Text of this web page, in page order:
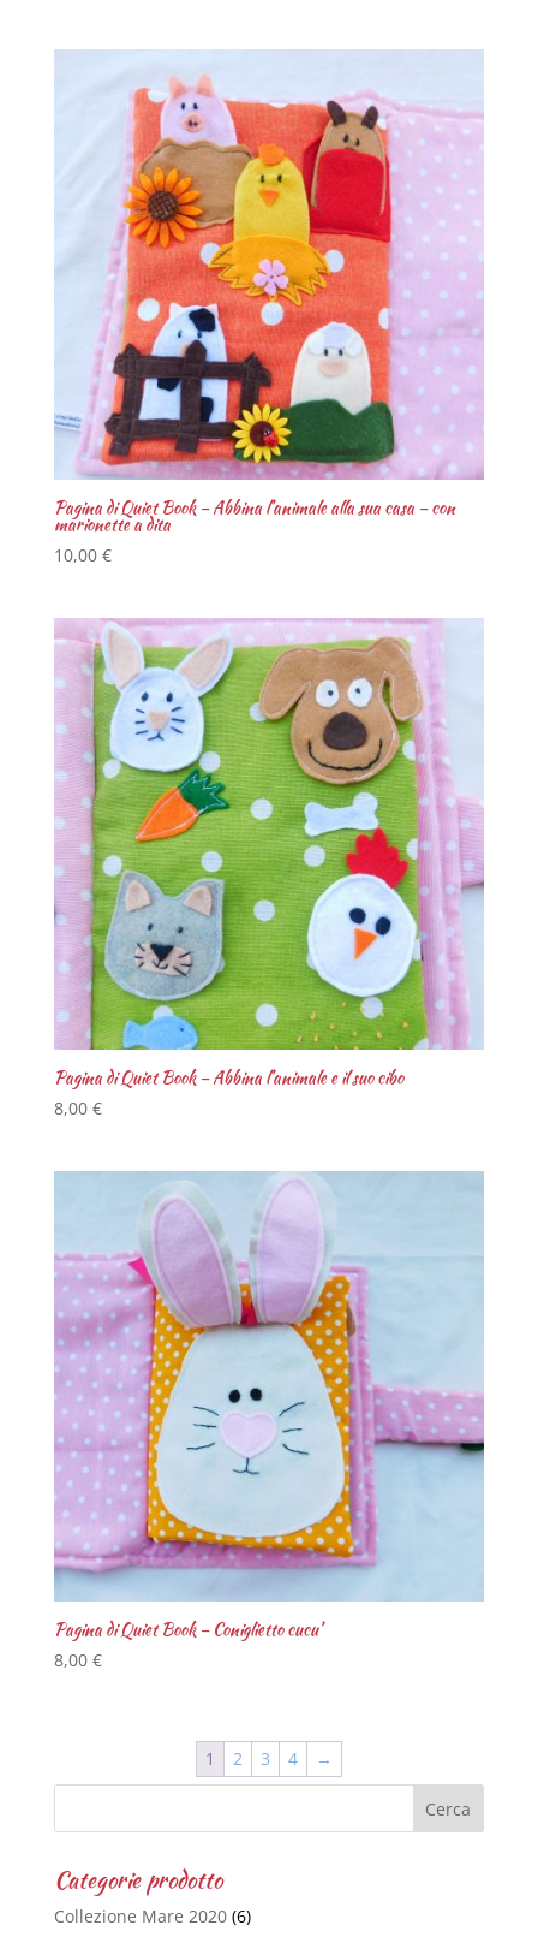
Pagina di Quiet Book – Abbina l’animale alla sua casa – con
marionette a dita
10,00 €
Pagina di Quiet Book – Abbina l’animale e il suo cibo
8,00 €
Pagina di Quiet Book – Coniglietto cucu’
8,00 €
1 2 3 4 →
Categorie prodotto
Collezione Mare 2020 (6)